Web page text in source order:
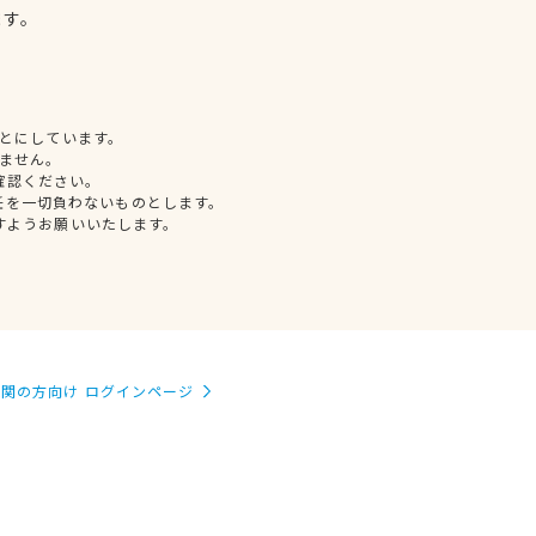
。
しています。
せん。
ください。
一切負わないものとします。
うお願いいたします。
の方向け ログインページ